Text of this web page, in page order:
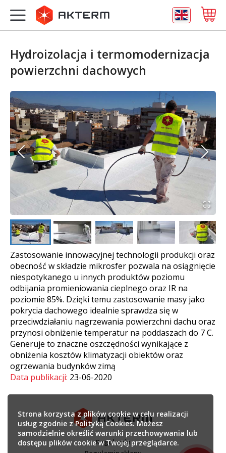
Hydroizolacja i termomodernizacja
powierzchni dachowych
Zastosowanie innowacyjnej technologii produkcji oraz
obecność w składzie mikrosfer pozwala na osiągnięcie
niespotykanego u innych produktów poziomu
odbijania promieniowania cieplnego oraz IR na
poziomie 85%. Dzięki temu zastosowanie masy jako
pokrycia dachowego idealnie sprawdza się w
przeciwdziałaniu nagrzewania powierzchni dachu oraz
przynosi obniżenie temperatur na poddaszach do 7 C.
Generuje to znaczne oszczędności wynikające z
obniżenia kosztów klimatyzacji obiektów oraz
ogrzewania budynków zimą
Data publikacji: 23-06-2020
Strona korzysta z plików cookie w celu realizacji
usług zgodnie z Polityką Cookies. Możesz
samodzielnie określić warunki przechowywania lub
dostępu plików cookie w Twojej przeglądarce.
Regulamin